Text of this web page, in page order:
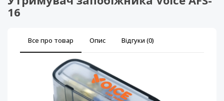
16
Все про товар Опис Відгуки (0)